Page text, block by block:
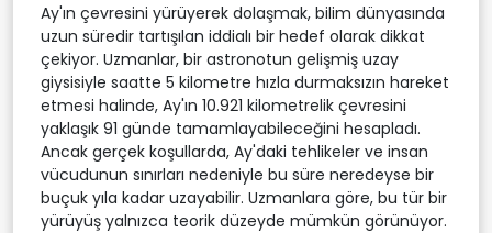
Ay'ın çevresini yürüyerek dolaşmak, bilim dünyasında
uzun süredir tartışılan iddialı bir hedef olarak dikkat
çekiyor. Uzmanlar, bir astronotun gelişmiş uzay
giysisiyle saatte 5 kilometre hızla durmaksızın hareket
etmesi halinde, Ay'ın 10.921 kilometrelik çevresini
yaklaşık 91 günde tamamlayabileceğini hesapladı.
Ancak gerçek koşullarda, Ay'daki tehlikeler ve insan
vücudunun sınırları nedeniyle bu süre neredeyse bir
buçuk yıla kadar uzayabilir. Uzmanlara göre, bu tür bir
yürüyüş yalnızca teorik düzeyde mümkün görünüyor.